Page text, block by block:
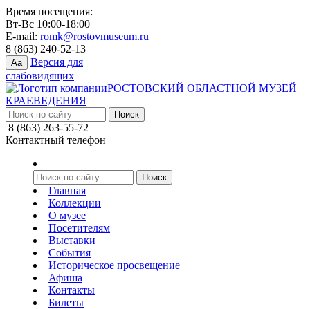
Время посещения:
Вт-Вс 10:00-18:00
E-mail: romk@rostovmuseum.ru
8 (863) 240-52-13
Aa
Версия для
слабовидящих
РОСТОВСКИЙ ОБЛАСТНОЙ МУЗЕЙ
КРАЕВЕДЕНИЯ
8 (863) 263-55-72
Контактный телефон
Главная
Коллекции
О музее
Посетителям
Выставки
События
Историческое просвещение
Афиша
Контакты
Билеты